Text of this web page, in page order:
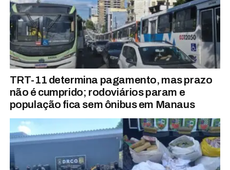
TRT-11 determina pagamento, mas prazo
não é cumprido; rodoviários param e
população fica sem ônibus em Manaus